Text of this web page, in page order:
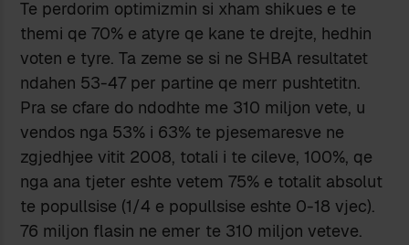
Te perdorim optimizmin si xham shikues e te
themi qe 70% e atyre qe kane te drejte, hedhin
voten e tyre. Ta zeme se si ne SHBA resultatet
ndahen 53-47 per partine qe merr pushtetitn.
Pra se cfare do ndodhte me 310 miljon vete, u
vendos nga 53% i 63% te pjesemaresve ne
zgjedhjee vitit 2008, totali i te cileve, 100%, qe
nga ana tjeter eshte vetem 75% e totalit absolut
te popullsise (1/4 e popullsise eshte 0-18 vjec).
76 miljon flasin ne emer te 310 miljon veteve.